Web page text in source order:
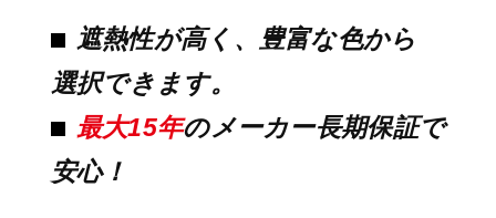
遮熱性が高く、豊富な色から
選択できます。
最大15年のメーカー長期保証で
安心！